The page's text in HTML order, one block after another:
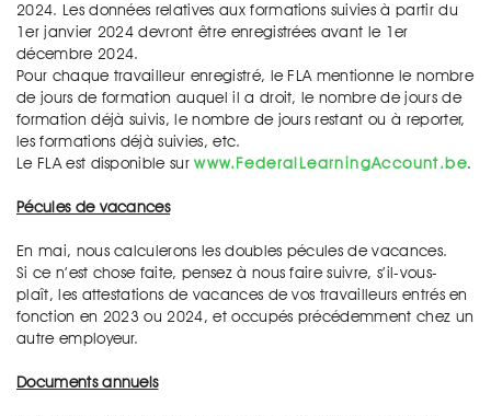
2024. Les données relatives aux formations suivies à partir du
1er janvier 2024 devront être enregistrées avant le 1er
décembre 2024.
Pour chaque travailleur enregistré, le FLA mentionne le nombre
de jours de formation auquel il a droit, le nombre de jours de
formation déjà suivis, le nombre de jours restant ou à reporter,
les formations déjà suivies, etc.
Le FLA est disponible surwww.FederalLearningAccount.be.
Pécules de vacances
En mai, nous calculerons les doubles pécules de vacances.
Si ce n’est chose faite, pensez à nous faire suivre, s’il-vous-
plaît, les attestations de vacances de vos travailleurs entrés en
fonction en 2023 ou 2024, et occupés précédemment chez un
autre employeur.
Documents annuels